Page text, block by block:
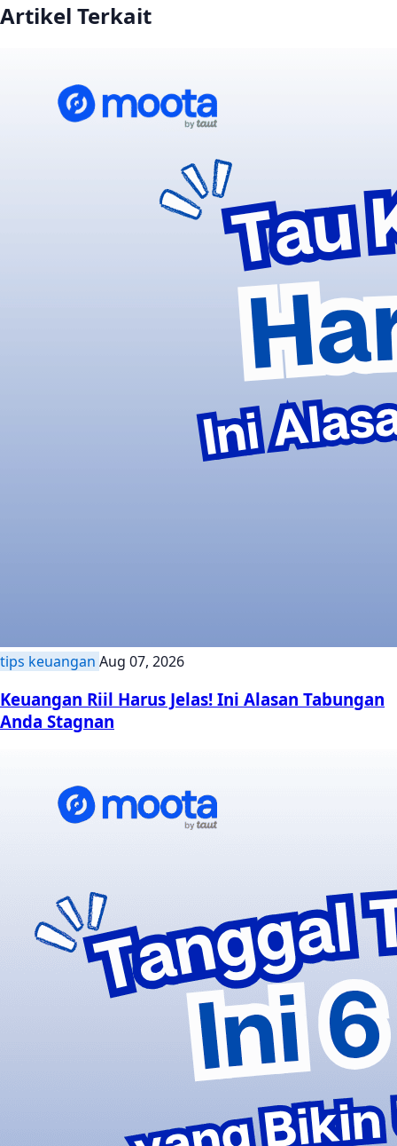
Artikel Terkait
tips keuangan Aug 07, 2026
Keuangan Riil Harus Jelas! Ini Alasan Tabungan
Anda Stagnan